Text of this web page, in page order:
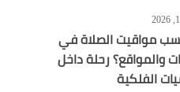
الصلاة في
رحلة داخل
الفلكية